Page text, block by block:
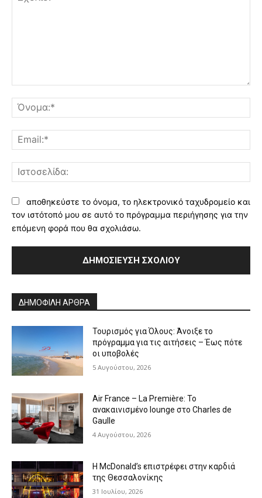
αποθηκεύστε το όνομα, το ηλεκτρονικό ταχυδρομείο και
τον ιστότοπό μου σε αυτό το πρόγραμμα περιήγησης για την
επόμενη φορά που θα σχολιάσω.
ΔΗΜΟΦΙΛΗ ΑΡΘΡΑ
Τουρισμός για Όλους: Άνοιξε το
πρόγραμμα για τις αιτήσεις – Έως πότε
οι υποβολές
5 Αυγούστου, 2026
Air France – La Première: Το
ανακαινισμένο lounge στο Charles de
Gaulle
4 Αυγούστου, 2026
Η McDonald’s επιστρέφει στην καρδιά
της Θεσσαλονίκης
31 Ιουλίου, 2026